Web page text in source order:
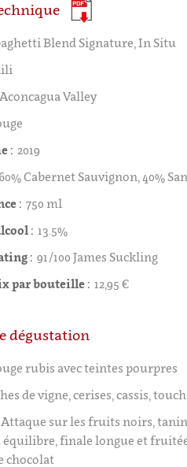
Blend Signature, In Situ
Aconcagua Valley
: 2019
60% Cabernet Sauvignon, 40%
: 750 ml
: 13.5%
: 91/100 James Suckling
par bouteille : 12,95 €
dégustation
rubis avec teintes pourpres
de vigne, cerises, cassis,
Attaque sur les fruits noirs,
finale longue et
chocolat